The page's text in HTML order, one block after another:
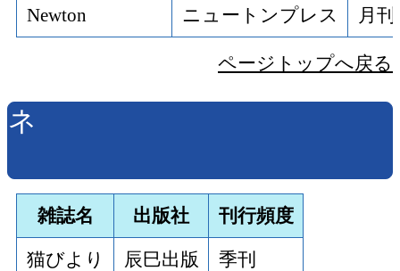
Newton ニュートンプレス 月刊
ページトップへ戻る
ネ
雑誌名 出版社 刊行頻度
猫びより 辰巳出版 季刊